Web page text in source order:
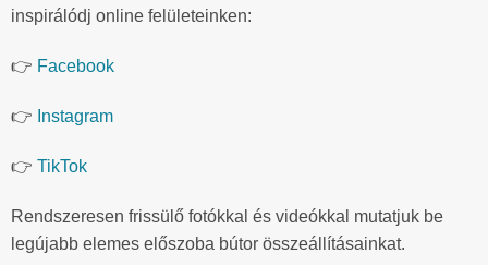
inspirálódj online felületeinken:
👉 Facebook
👉 Instagram
👉 TikTok
Rendszeresen frissülő fotókkal és videókkal mutatjuk be
legújabb elemes előszoba bútor összeállításainkat.